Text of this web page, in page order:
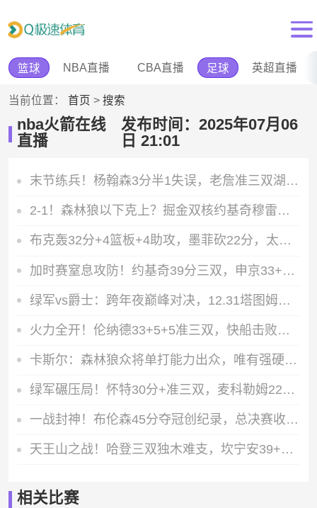
篮球 NBA直播 CBA直播 足球 英超直播
当前位置： 首页 > 搜索
nba火箭在线
直播
发布时间：2025年07月06
日 21:01
末节练兵！杨翰森3分半1失误，老詹准三双湖人仍不敌开拓者
2-1！森林狼以下克上？掘金双核约基奇穆雷手感低迷成主因
布克轰32分+4篮板+4助攻，墨菲砍22分，太阳险胜鹈鹕
加时赛窒息攻防！约基奇39分三双，申京33+10+10难阻火箭落败
绿军vs爵士：跨年夜巅峰对决，12.31塔图姆能否带队横扫
火力全开！伦纳德33+5+5准三双，快船击败国王豪取五连胜
卡斯尔：森林狼众将单打能力出众，唯有强硬方能立足
绿军碾压局！怀特30分+准三双，麦科勒姆22分难阻惨败
一战封神！布伦森45分夺冠创纪录，总决赛收官战得分占比直追乔丹
天王山之战！哈登三双独木难支，坎宁安39+7+9率骑士加时险胜
相关比赛